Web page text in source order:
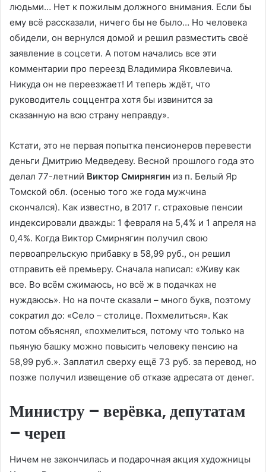
людьми… Нет к пожилым должного внимания. Если бы
ему всё рассказали, ничего бы не было… Но человека
обидели, он вернулся домой и решил разместить своё
заявление в соцсети. А потом начались все эти
комментарии про переезд Владимира Яковлевича.
Никуда он не переезжает! И теперь ждёт, что
руководитель соццентра хотя бы извинится за
сказанную на всю страну неправду».
Кстати, это не первая попытка пенсионеров перевести
деньги Дмитрию Медведеву. Весной прошлого года это
делал 77-летний Виктор Смирнягин из п. Белый Яр
Томской обл. (осенью того же года мужчина
скончался). Как известно, в 2017 г. страховые пенсии
индексировали дважды: 1 февраля на 5,4% и 1 апреля на
0,4%. Когда Виктор Смирнягин получил свою
первоапрельскую прибавку в 58,99 руб., он решил
отправить её премьеру. Сначала написал: «Живу как
все. Во всём сжимаюсь, но всё ж в подачках не
нуждаюсь». Но на почте сказали – много букв, поэтому
сократил до: «Село – столице. Похмелиться». Как
потом объяснял, «похмелиться, потому что только на
пьяную башку можно повысить человеку пенсию на
58,99 руб.». Заплатил сверху ещё 73 руб. за перевод, но
позже получил извещение об отказе адресата от денег.
Министру – верёвка, депутатам
– череп
Ничем не закончилась и подарочная акция художницы